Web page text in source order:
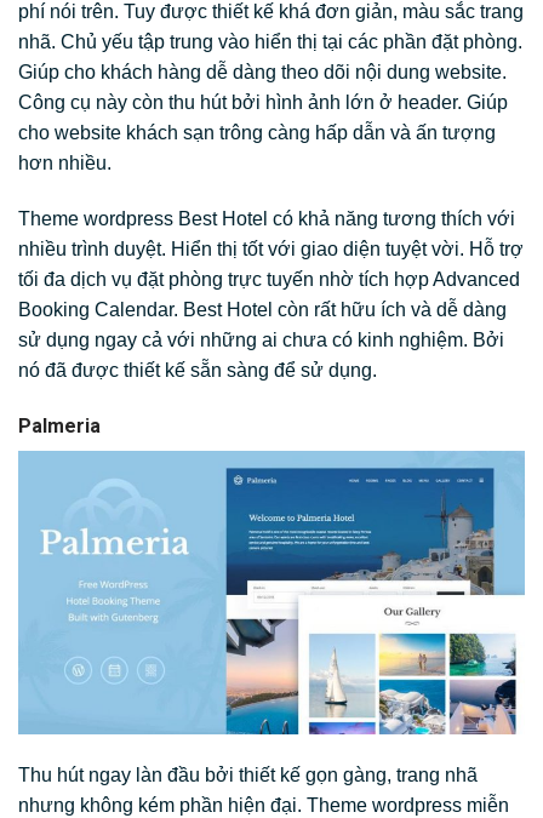
phí nói trên. Tuy được thiết kế khá đơn giản, màu sắc trang
nhã. Chủ yếu tập trung vào hiển thị tại các phần đặt phòng.
Giúp cho khách hàng dễ dàng theo dõi nội dung website.
Công cụ này còn thu hút bởi hình ảnh lớn ở header. Giúp
cho website khách sạn trông càng hấp dẫn và ấn tượng
hơn nhiều.
Theme wordpress Best Hotel có khả năng tương thích với
nhiều trình duyệt. Hiển thị tốt với giao diện tuyệt vời. Hỗ trợ
tối đa dịch vụ đặt phòng trực tuyến nhờ tích hợp Advanced
Booking Calendar. Best Hotel còn rất hữu ích và dễ dàng
sử dụng ngay cả với những ai chưa có kinh nghiệm. Bởi
nó đã được thiết kế sẵn sàng để sử dụng.
Palmeria
Thu hút ngay làn đầu bởi thiết kế gọn gàng, trang nhã
nhưng không kém phần hiện đại. Theme wordpress miễn